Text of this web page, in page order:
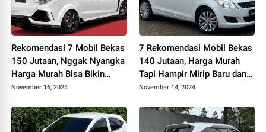
Rekomendasi 7 Mobil Bekas
150 Jutaan, Nggak Nyangka
Harga Murah Bisa Bikin
Anda Punya Kendaraan
November 16, 2024
7 Rekomendasi Mobil Bekas
140 Jutaan, Harga Murah
Tapi Hampir Mirip Baru dan
Bikin Perjalanan Pasti
November 14, 2024